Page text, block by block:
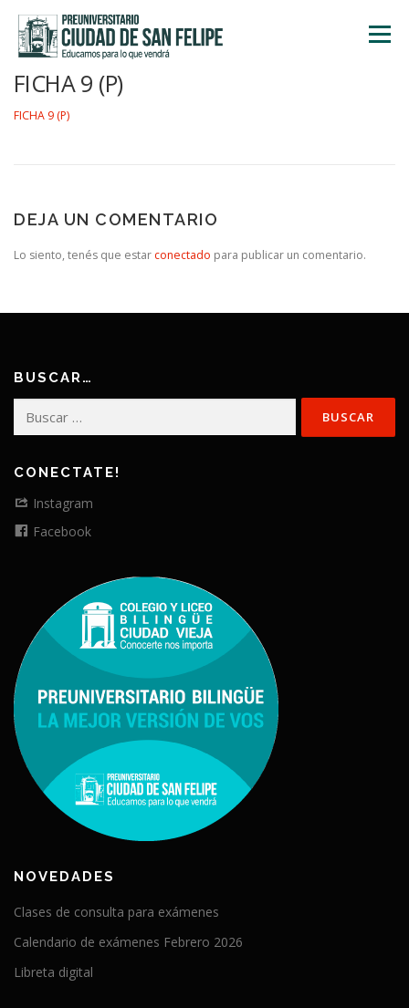
contenido
Menú
FICHA 9 (P)
FICHA 9 (P)
DEJA UN COMENTARIO
Lo siento, tenés que estar conectado para publicar un comentario.
BUSCAR…
CONECTATE!
Instagram
Facebook
NOVEDADES
Clases de consulta para exámenes
Calendario de exámenes Febrero 2026
Libreta digital